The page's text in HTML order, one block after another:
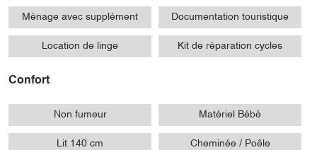
Ménage avec supplément Documentation touristique
Location de linge Kit de réparation cycles
Confort
Non fumeur Matériel Bébé
Lit 140 cm Cheminée / Poêle